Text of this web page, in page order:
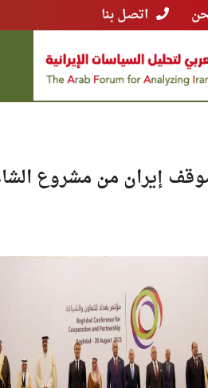
اتصل بنا
إيران من مشروع